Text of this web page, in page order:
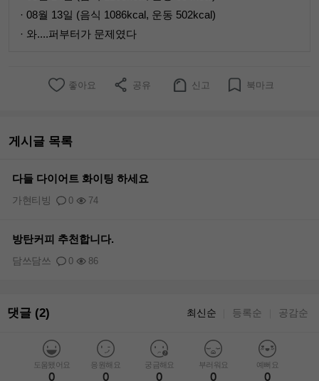
· 08월 13일 (음식 1086kcal, 운동 502kcal)
· 와....퍼부터가 문제였다
좋아요 공유 신고 북마크
게시글 목록
다들 다이어트 화이팅 하세요
0 74
가현티빙
방탄커피 추천합니다.
0 86
담쓰담쓰
댓글 (2) 최신순 등록순 공감순
도움됐어요
0
응원해요
0
궁금해요
0
부러워요
0
예뻐요
0